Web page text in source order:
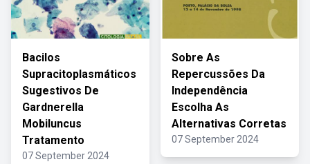
Bacilos
Supracitoplasmáticos
Sugestivos De
Gardnerella
Mobiluncus
Tratamento
07 September 2024
Sobre As
Repercussões Da
Independência
Escolha As
Alternativas Corretas
07 September 2024